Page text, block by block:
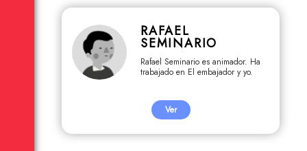
RAFAEL
SEMINARIO
Rafael Seminario es animador. Ha
trabajado en El embajador y yo.
Ver